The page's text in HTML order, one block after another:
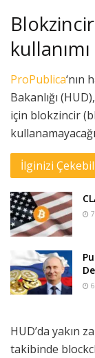
ProPublica‘nın
Bakanlığı
için blokzincir
İlginizi
HUD’da yakın
takibinde